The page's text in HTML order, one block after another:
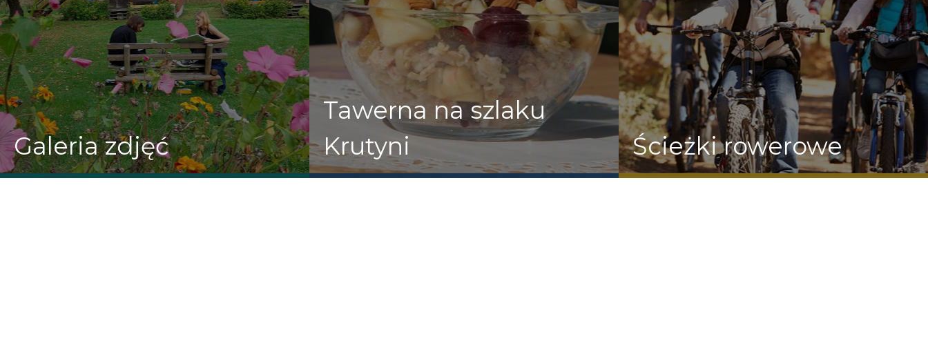
Galeria zdjęć
Tawerna na szlaku
Krutyni
Ścieżki rowerowe